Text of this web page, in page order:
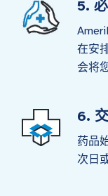
5.
在安
会将
6.
药品
次日